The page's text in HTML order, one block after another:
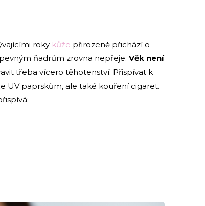
roky kůže přirozeně přichází o
ňadrům zrovna nepřeje. Věk není
třeba vícero těhotenství. Přispívat k
UV paprskům, ale také kouření cigaret.